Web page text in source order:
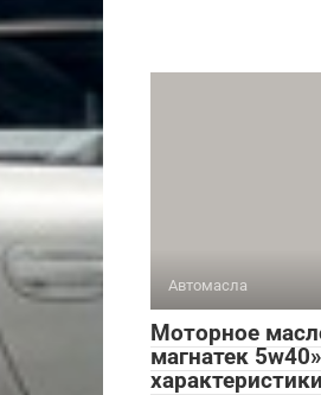
Автомасла
Моторное
магнатек